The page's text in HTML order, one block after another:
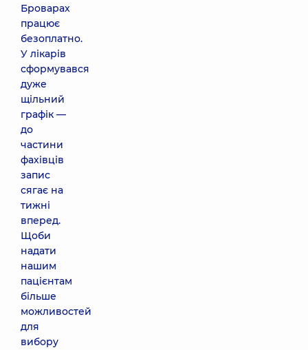
Броварах
працює
безоплатно.
У лікарів
сформувався
дуже
щільний
графік —
до
частини
фахівців
запис
сягає на
тижні
вперед.
Щоби
надати
нашим
пацієнтам
більше
можливостей
для
вибору